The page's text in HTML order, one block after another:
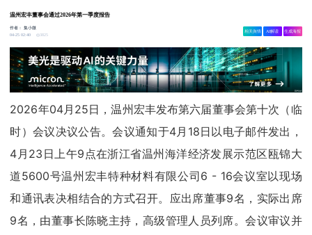
温州宏丰董事会通过2026年第一季度报告
作者：集小微
04-25 02:40
3825
相关舆情 AI解读 生成海报
2026年04月25日，温州宏丰发布第六届董事会第十次（临
时）会议决议公告。会议通知于4月18日以电子邮件发出，
4月23日上午9点在浙江省温州海洋经济发展示范区瓯锦大
道5600号温州宏丰特种材料有限公司6 - 16会议室以现场
和通讯表决相结合的方式召开。应出席董事9名，实际出席
9名，由董事长陈晓主持，高级管理人员列席。会议审议并